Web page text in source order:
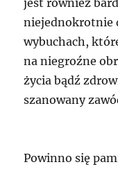
niejednokrotnie
wybuchach,
na niegroźne
życia bądź
szanowany
Powinno się